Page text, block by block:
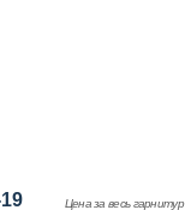
Цена за весь гарнитур